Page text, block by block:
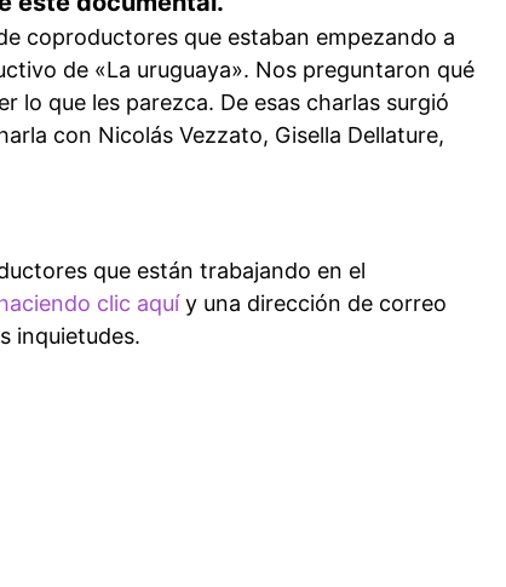
coproductores que estaban empezando a
de «La uruguaya». Nos preguntaron qué
lo que les parezca. De esas charlas surgió
con Nicolás Vezzato, Gisella Dellature,
que están trabajando en el
clic aquíy una dirección de correo
inquietudes.